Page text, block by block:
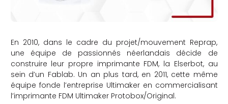
En 2010, dans le cadre du projet/mouvement Reprap,
une équipe de passionnés néerlandais décide de
construire leur propre imprimante FDM, la Elserbot, au
sein d’un Fablab. Un an plus tard, en 2011, cette même
équipe fonde l’entreprise Ultimaker en commercialisant
l’imprimante FDM Ultimaker Protobox/Original.